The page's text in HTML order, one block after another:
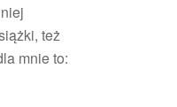
też
mnie to: